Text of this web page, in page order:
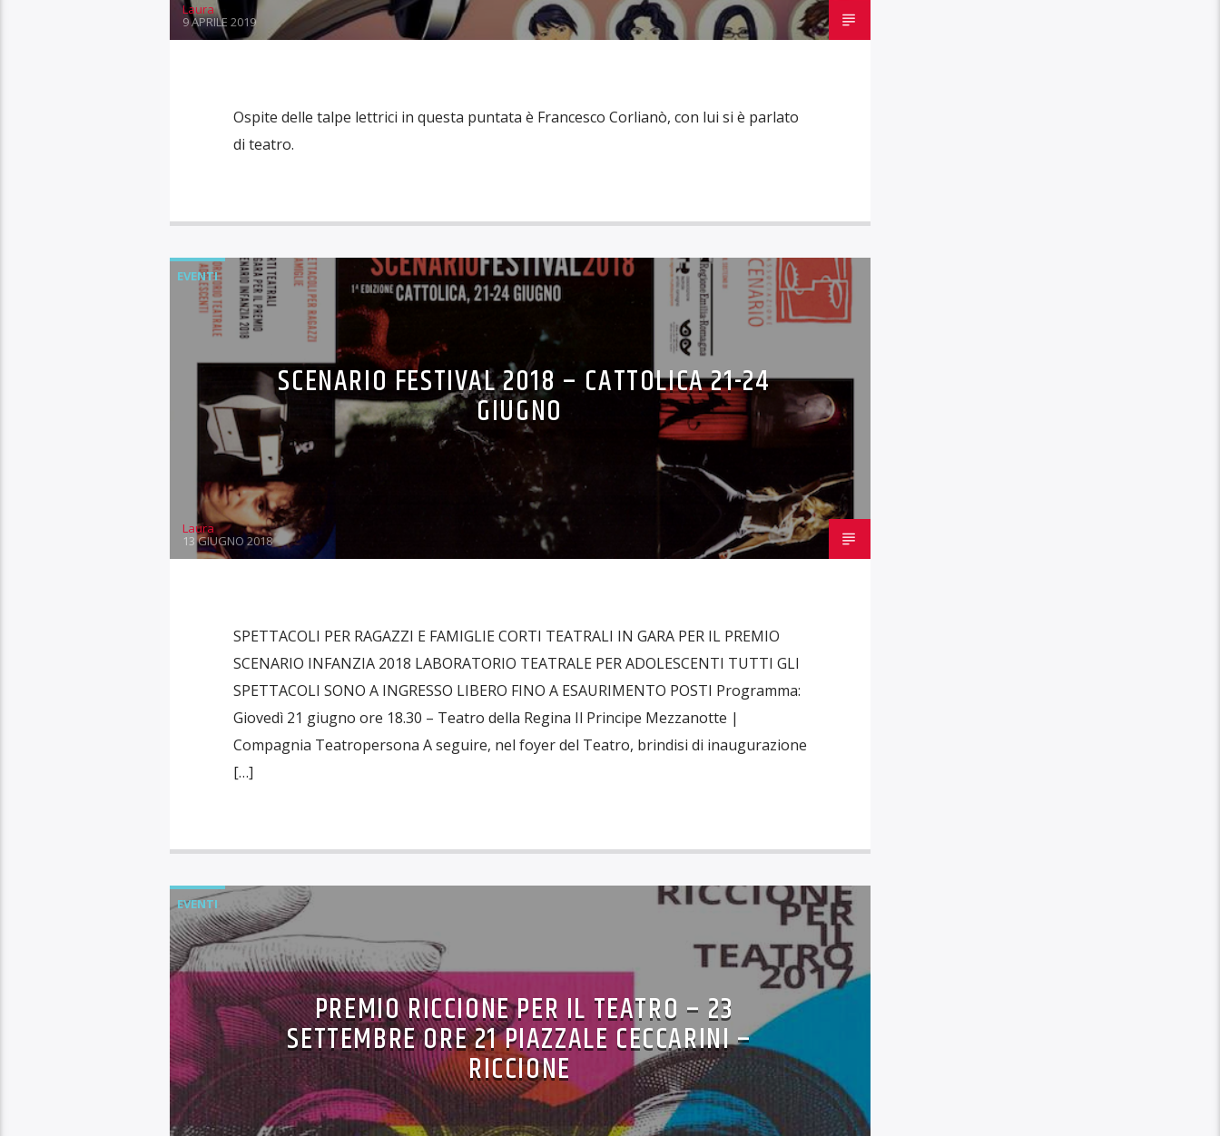
Laura
9 APRILE 2019
Ospite delle talpe lettrici in questa puntata è Francesco Corlianò, con lui si è parlato
di teatro.
EVENTI
SCENARIO FESTIVAL 2018 – CATTOLICA 21-24
GIUGNO
Laura
13 GIUGNO 2018
SPETTACOLI PER RAGAZZI E FAMIGLIE CORTI TEATRALI IN GARA PER IL PREMIO
SCENARIO INFANZIA 2018 LABORATORIO TEATRALE PER ADOLESCENTI TUTTI GLI
SPETTACOLI SONO A INGRESSO LIBERO FINO A ESAURIMENTO POSTI Programma:
Giovedì 21 giugno ore 18.30 – Teatro della Regina Il Principe Mezzanotte |
Compagnia Teatropersona A seguire, nel foyer del Teatro, brindisi di inaugurazione
[…]
EVENTI
PREMIO RICCIONE PER IL TEATRO – 23
SETTEMBRE ORE 21 PIAZZALE CECCARINI –
RICCIONE